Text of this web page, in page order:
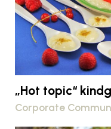
„Hot topic“
Corporate